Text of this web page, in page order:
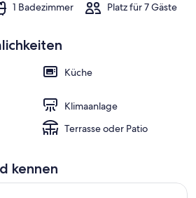
Speisen im Freien
1 Badezimmer Platz für 7 Gäste
Küche
Klimaanlage
Terrasse oder Patio
kennen